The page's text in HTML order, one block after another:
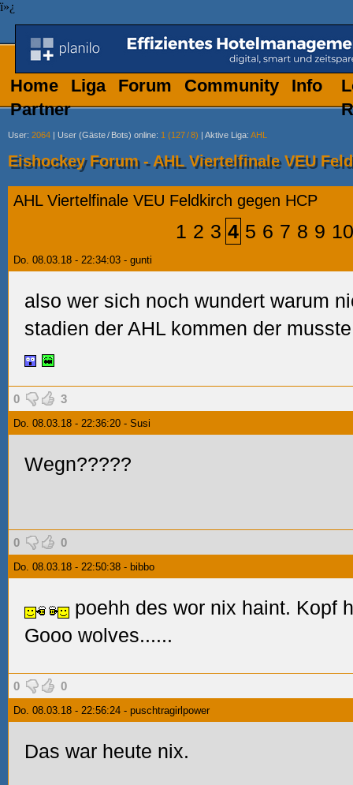
ï»¿
Home Liga Forum Community
Info
Partner
User: 2064 | User (Gäste/ Bots) online: 1 (127/8) | Aktive Liga: AHL
Eishockey Forum - AHL Viertelfinale VEU
AHL Viertelfinale VEU Feldkirch gegen HCP
1 2 3 4 5 6 7 8 9 10
Do. 08.03.18 - 22:34:03 - gunti
also wer sich noch wundert warum
stadien der AHL kommen der
0 3
Do. 08.03.18 - 22:36:20 - Susi
Wegn?????
0 0
Do. 08.03.18 - 22:50:38 - bibbo
poehh des wor nix haint. Kopf
Gooo wolves......
0 0
Do. 08.03.18 - 22:56:24 - puschtragirlpower
Das war heute nix.